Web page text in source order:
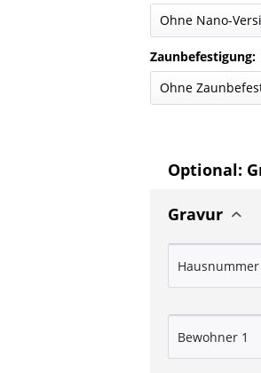
Zaunbefestigung:
Optional:
Gravur